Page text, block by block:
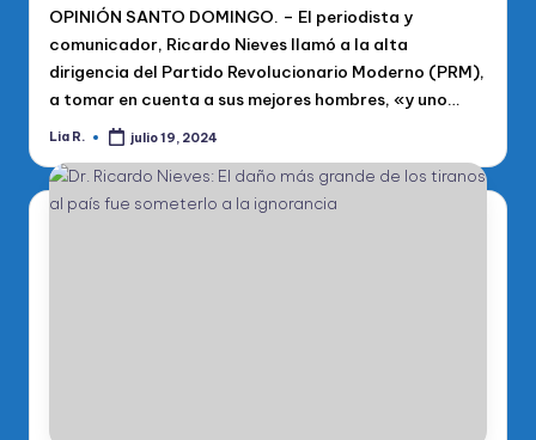
P
R
M
OPINIÓN SANTO DOMINGO. – El periodista y
comunicador, Ricardo Nieves llamó a la alta
dirigencia del Partido Revolucionario Moderno (PRM),
a tomar en cuenta a sus mejores hombres, «y uno…
Publicado
Lia R. julio 19, 2024